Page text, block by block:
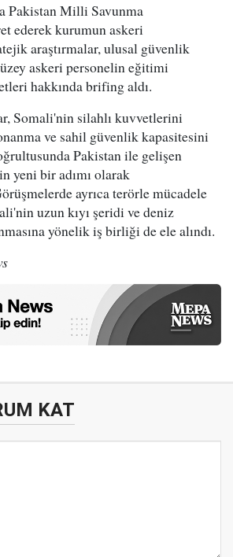
Pakistan Milli Savunma
ederek kurumun askeri
araştırmalar, ulusal güvenlik
askeri personelin eğitimi
hakkında brifing aldı.
Somali'nin silahlı kuvvetlerini
ve sahil güvenlik kapasitesini
Pakistan ile gelişen
yeni bir adımı olarak
ayrıca terörle mücadele
uzun kıyı şeridi ve deniz
yönelik iş birliği de ele alındı.
KAT